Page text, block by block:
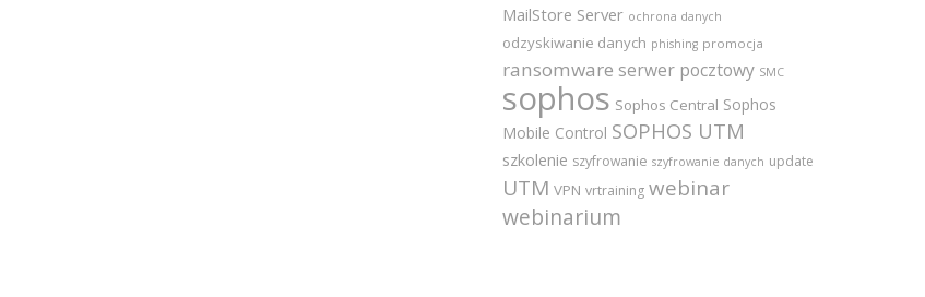
MailStore Server ochrona danych
odzyskiwanie danych phishing promocja
ransomware serwer pocztowy SMC
sophos Sophos Central Sophos
Mobile Control SOPHOS UTM
szkolenie szyfrowanie szyfrowanie danych update
UTM VPN vrtraining webinar
webinarium